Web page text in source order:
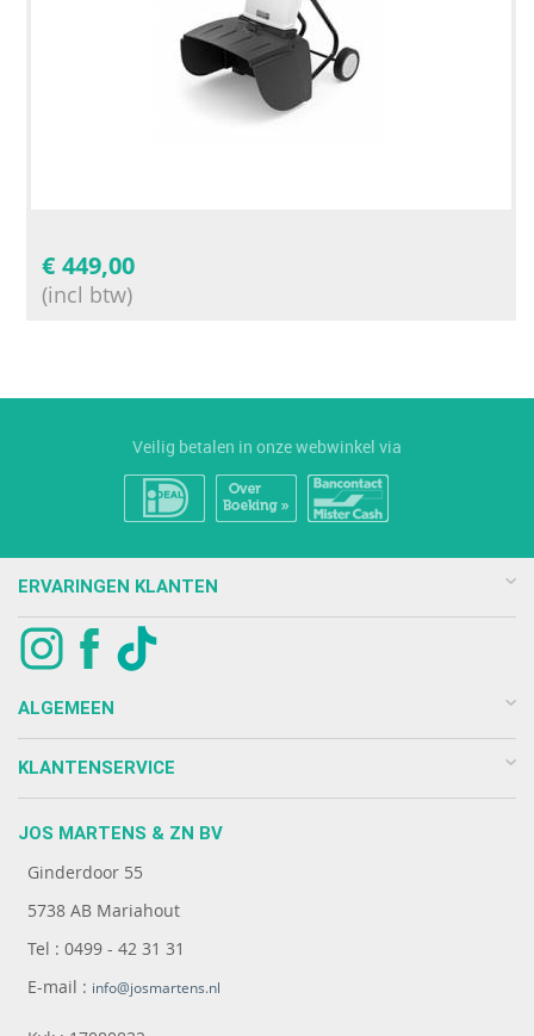
€ 449,00
(incl btw)
Veilig betalen in onze webwinkel via
ERVARINGEN KLANTEN
ALGEMEEN
KLANTENSERVICE
JOS MARTENS & ZN BV
Ginderdoor 55
5738 AB Mariahout
Tel : 0499 - 42 31 31
E-mail : info@josmartens.nl